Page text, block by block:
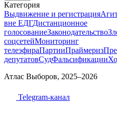
Категория
Выдвижение и регистрация
вне ЕДГДистанционное
голосованиеЗаконодательство
соцсетейМониторинг
телеэфираПартииПраймериз
депутатовСудФальсификации
Атлас Выборов, 2025–2026
Telegram-канал